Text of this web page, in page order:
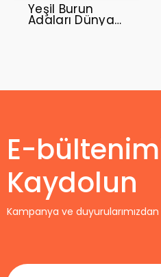
Yeşil Burun
Adaları Dünya
Kupası 2026
E-
Kaydolun
Kampanya ve